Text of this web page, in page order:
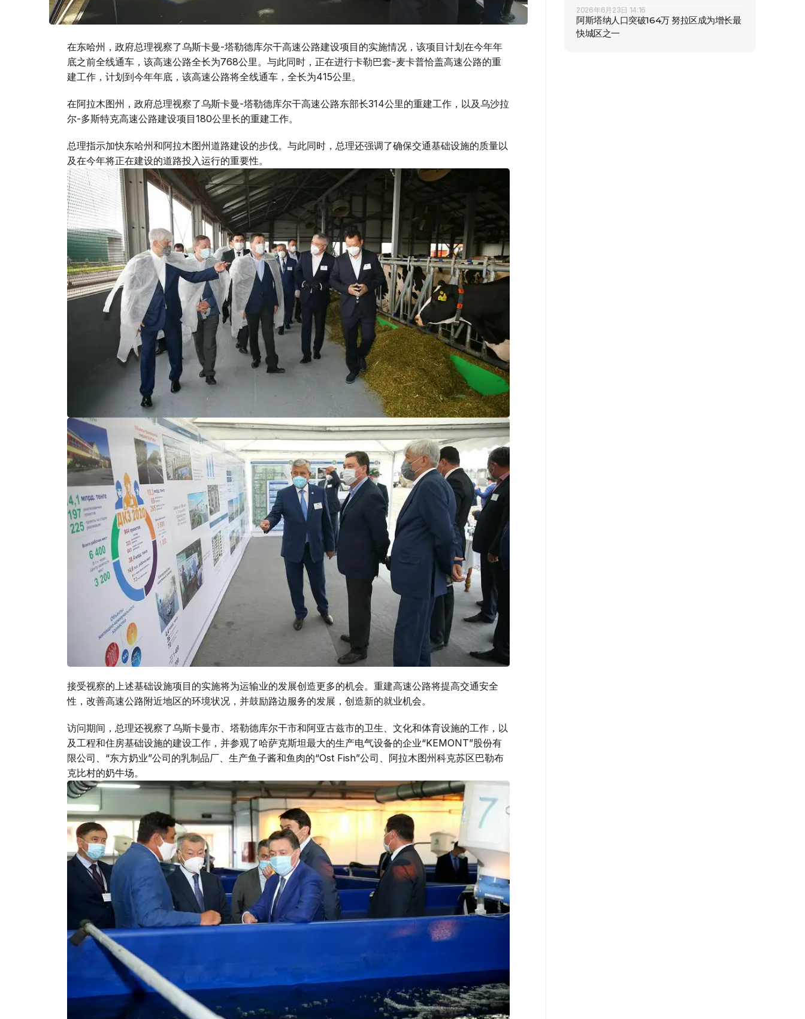
在东哈州，政府总理视察了乌斯卡曼-塔勒德库尔干高速公路建设项目的实施情况，该项目计划在今年年
底之前全线通车，该高速公路全长为768公里。与此同时，正在进行卡勒巴套-麦卡普恰盖高速公路的重
建工作，计划到今年年底，该高速公路将全线通车，全长为415公里。
在阿拉木图州，政府总理视察了乌斯卡曼-塔勒德库尔干高速公路东部长314公里的重建工作，以及乌沙拉
尔-多斯特克高速公路建设项目180公里长的重建工作。
总理指示加快东哈州和阿拉木图州道路建设的步伐。与此同时，总理还强调了确保交通基础设施的质量以
及在今年将正在建设的道路投入运行的重要性。
接受视察的上述基础设施项目的实施将为运输业的发展创造更多的机会。重建高速公路将提高交通安全
性，改善高速公路附近地区的环境状况，并鼓励路边服务的发展，创造新的就业机会。
访问期间，总理还视察了乌斯卡曼市、塔勒德库尔干市和阿亚古兹市的卫生、文化和体育设施的工作，以
及工程和住房基础设施的建设工作，并参观了哈萨克斯坦最大的生产电气设备的企业“KEMONT”股份有
限公司、“东方奶业”公司的乳制品厂、生产鱼子酱和鱼肉的“Ost Fish”公司、阿拉木图州科克苏区巴勒布
克比村的奶牛场。
2026年6月23日 14:16
阿斯塔纳人口突破164万 努拉区成为增长最
快城区之一